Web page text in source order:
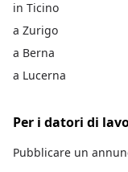
in Ticino
a Zurigo
a Berna
a Lucerna
Per i datori di
Pubblicare un